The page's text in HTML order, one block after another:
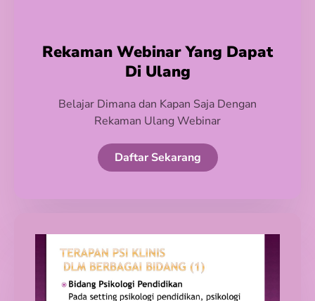
Rekaman Webinar Yang Dapat
Di Ulang
Belajar Dimana dan Kapan Saja Dengan
Rekaman Ulang Webinar
Daftar Sekarang